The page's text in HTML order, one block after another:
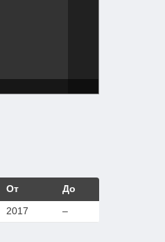
От До
2017 –